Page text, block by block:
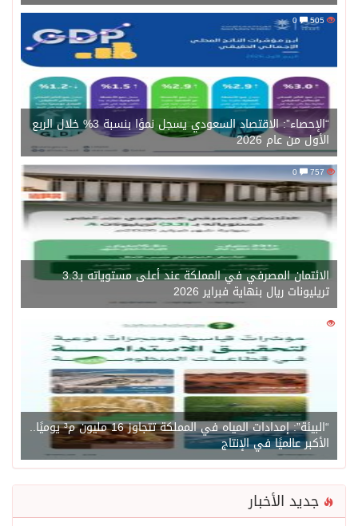
505
“الإحصاء”: الاقتصاد السعودي يسجل نموًا بنسبة 3% خلال الربع
الأول من عام 2026
757
0
الائتمان المصرفي في المملكة عند أعلى مستوياته بـ3.3
تريليونات ريال بنهاية فبراير 2026
1471
“البيئة”: إمدادات المياه في المملكة تتجاوز 16 مليون م³ يوميًا..
الأكبر عالميًا في الإنتاج
جديد الأخبار